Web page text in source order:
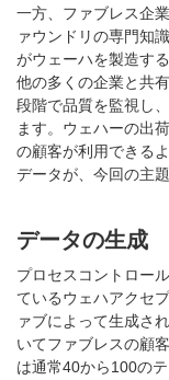
一方、ファブレス企
ァウンドリの専門知
がウェーハを製造す
他の多くの企業と共
段階で品質を監視し
ます。ウェハーの出
の顧客が利用できる
データが、今回の主題
データの生成
プロセスコントロー
ているウェハアクセ
ァブによって生成さ
いてファブレスの顧
は通常40から100の